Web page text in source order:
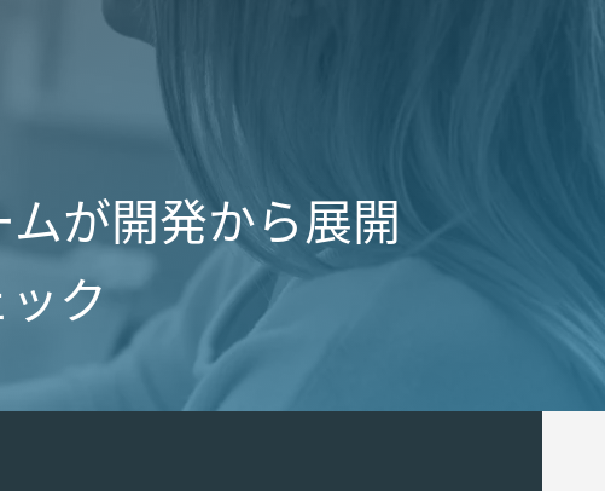
が開発から展開
ク